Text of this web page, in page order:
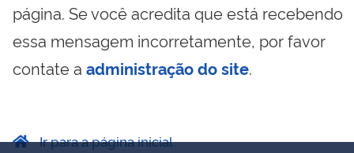
página. Se você acredita que está recebendo
essa mensagem incorretamente, por favor
contate a administração do site.
Ir para a página inicial